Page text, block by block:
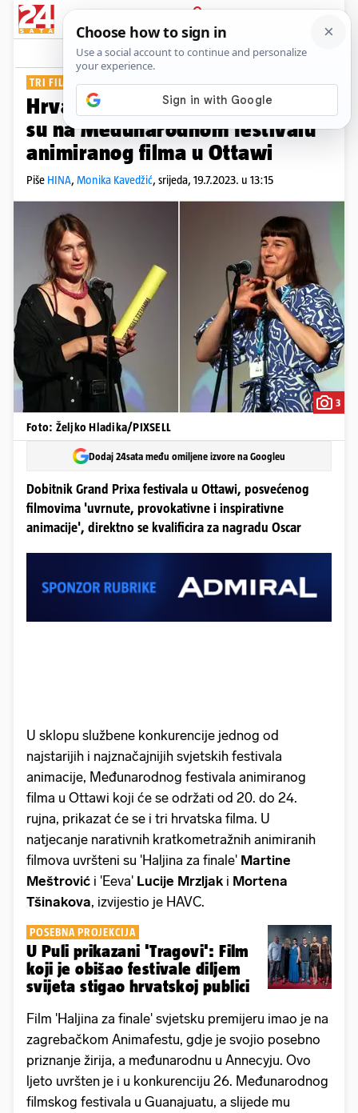
PRIJAVA
Show Komentari
TRI FILMA
Hrvatski filmovi u konkurenciji
su na Međunarodnom festivalu
animiranog filma u Ottawi
Piše HINA, Monika Kavedžić, srijeda, 19.7.2023. u 13:15
3
Foto: Željko Hladika/PIXSELL
Dodaj 24sata među omiljene izvore na Googleu
Dobitnik Grand Prixa festivala u Ottawi, posvećenog
filmovima 'uvrnute, provokativne i inspirativne
animacije', direktno se kvalificira za nagradu Oscar
U sklopu službene konkurencije jednog od
najstarijih i najznačajnijih svjetskih festivala
animacije, Međunarodnog festivala animiranog
filma u Ottawi koji će se održati od 20. do 24.
rujna, prikazat će se i tri hrvatska filma. U
natjecanje narativnih kratkometražnih animiranih
filmova uvršteni su 'Haljina za finale' Martine
Meštrović i 'Eeva' Lucije Mrzljak i Mortena
Tšinakova, izvijestio je HAVC.
POSEBNA PROJEKCIJA
U Puli prikazani 'Tragovi': Film
koji je obišao festivale diljem
svijeta stigao hrvatskoj publici
Film 'Haljina za finale' svjetsku premijeru imao je na
zagrebačkom Animafestu, gdje je svojio posebno
priznanje žirija, a međunarodnu u Annecyju. Ovo
ljeto uvršten je i u konkurenciju 26. Međunarodnog
filmskog festivala u Guanajuatu, a slijede mu